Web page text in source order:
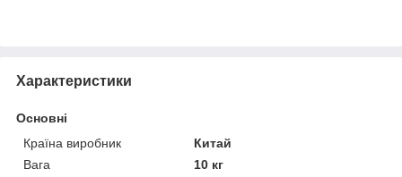
Характеристики
Основні
Країна виробник
Китай
Вага
10 кг